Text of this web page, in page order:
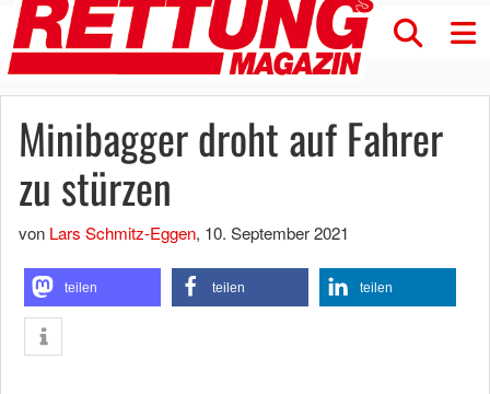
Minibagger droht auf Fahrer
zu stürzen
von Lars Schmitz-Eggen, 10. September 2021
teilen teilen teilen